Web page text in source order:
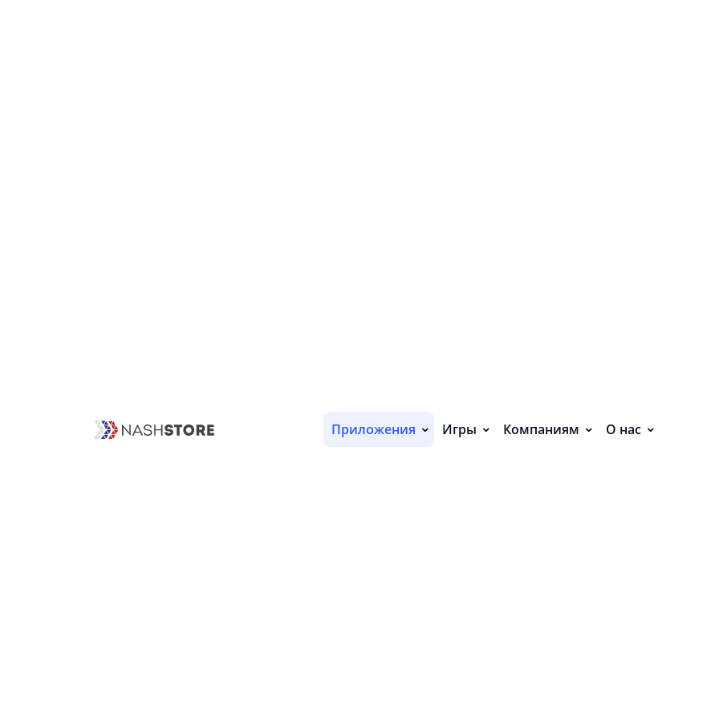
Приложения Игры Компаниям О нас
ОПИСАНИЕВЕРСИИ (5) РАЗРЕШЕНИЯ (13)